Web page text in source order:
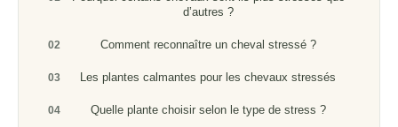
d’autres ?
02 Comment reconnaître un cheval stressé ?
03 Les plantes calmantes pour les chevaux stressés
04 Quelle plante choisir selon le type de stress ?